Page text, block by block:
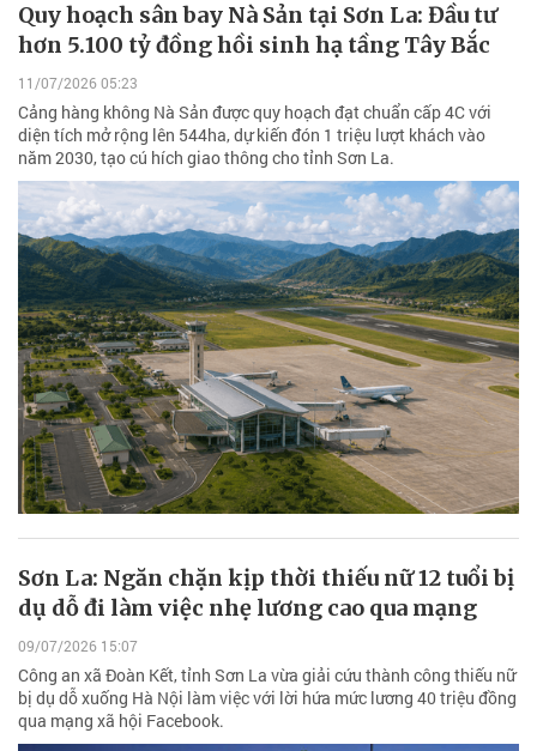
Quy hoạch sân bay Nà Sản tại Sơn La: Đầu tư
hơn 5.100 tỷ đồng hồi sinh hạ tầng Tây Bắc
11/07/2026 05:23
Cảng hàng không Nà Sản được quy hoạch đạt chuẩn cấp 4C với
diện tích mở rộng lên 544ha, dự kiến đón 1 triệu lượt khách vào
năm 2030, tạo cú hích giao thông cho tỉnh Sơn La.
Sơn La: Ngăn chặn kịp thời thiếu nữ 12 tuổi bị
dụ dỗ đi làm việc nhẹ lương cao qua mạng
09/07/2026 15:07
Công an xã Đoàn Kết, tỉnh Sơn La vừa giải cứu thành công thiếu nữ
bị dụ dỗ xuống Hà Nội làm việc với lời hứa mức lương 40 triệu đồng
qua mạng xã hội Facebook.